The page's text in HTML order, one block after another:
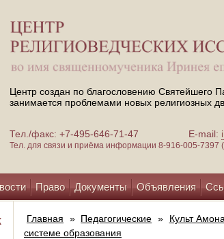
Центр создан по благословению Святейшего
занимается проблемами новых религиозных
Тел./факс: +7-495-646-71-47 E-mail:
Тел. для связи и приёма информации 8-916-005-7397
Право Документы Объявления
Главная » Педагогические » Культ
системе образования